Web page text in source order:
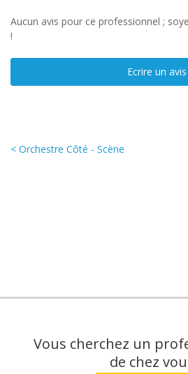
Aucun avis pour ce professionnel ;
!
Ecrire un avis
< Orchestre Côté - Scène
Vous cherchez un